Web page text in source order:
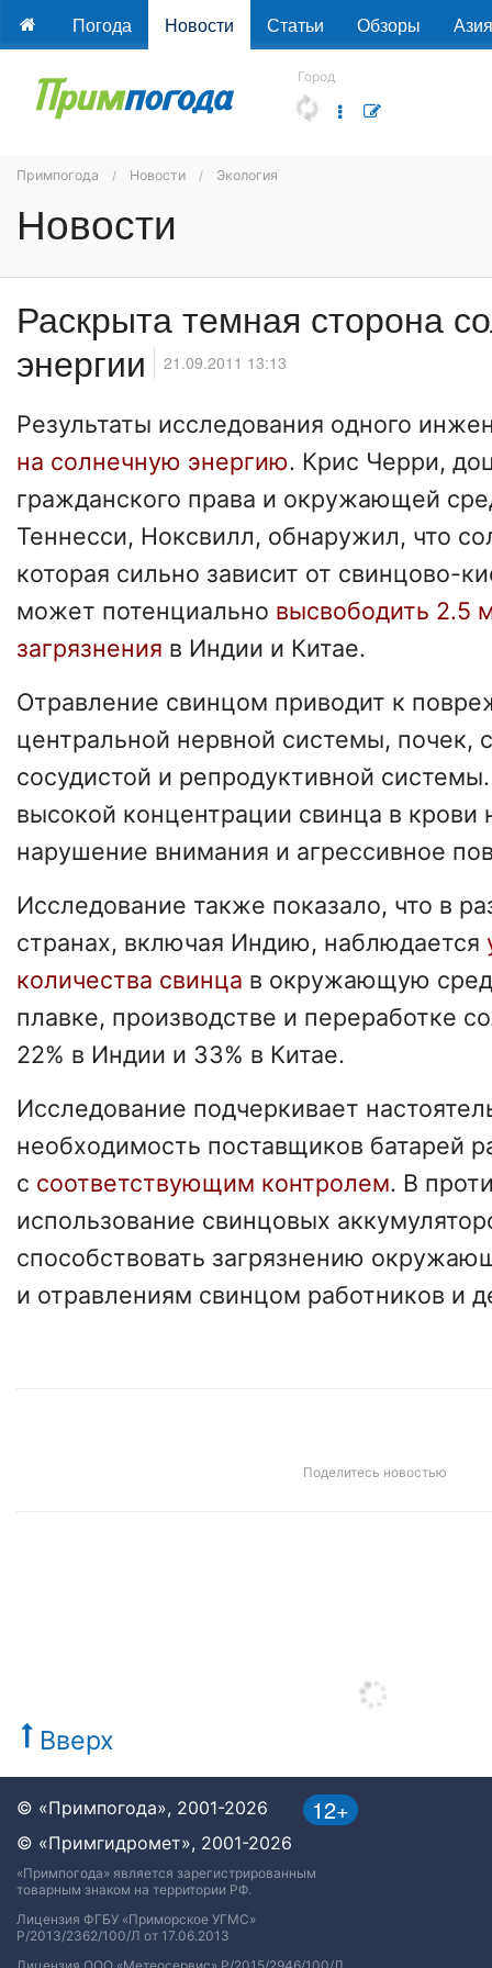
Погода Новости Статьи Обзоры Азия
Город
Примпогода Новости Экология
Новости
Раскрыта темная сторона
энергии
21.09.2011 13:13
Результаты исследования одного
на солнечную энергию. Крис Черри,
гражданского права и окружающей
Теннесси, Ноксвилл, обнаружил, что
которая сильно зависит от свинцово-
может потенциально высвободить 2.5
загрязнения в Индии и Китае.
Отравление свинцом приводит к
центральной нервной системы, почек,
сосудистой и репродуктивной
высокой концентрации свинца в крови
нарушение внимания и агрессивное
Исследование также показало, что в
странах, включая Индию, наблюдается
количества свинца в окружающую
плавке, производстве и переработке
22% в Индии и 33% в Китае.
Исследование подчеркивает
необходимость поставщиков батарей
с соответствующим контролем. В
использование свинцовых
способствовать загрязнению
и отравлениям свинцом работников и
Поделитесь новостью
Вверх
12+
© «Примпогода», 2001-2026
© «Примгидромет», 2001-2026
«Примпогода» является зарегистрированным
товарным знаком на территории РФ.
Лицензия ФГБУ «Приморское УГМС»
Р/2013/2362/100/Л от 17.06.2013